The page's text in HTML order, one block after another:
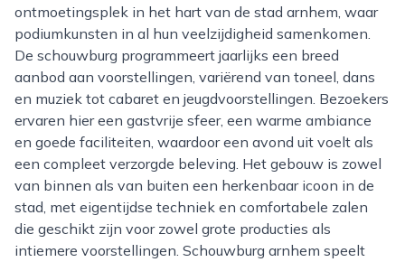
ontmoetingsplek in het hart van de stad arnhem, waar
podiumkunsten in al hun veelzijdigheid samenkomen.
De schouwburg programmeert jaarlijks een breed
aanbod aan voorstellingen, variërend van toneel, dans
en muziek tot cabaret en jeugdvoorstellingen. Bezoekers
ervaren hier een gastvrije sfeer, een warme ambiance
en goede faciliteiten, waardoor een avond uit voelt als
een compleet verzorgde beleving. Het gebouw is zowel
van binnen als van buiten een herkenbaar icoon in de
stad, met eigentijdse techniek en comfortabele zalen
die geschikt zijn voor zowel grote producties als
intiemere voorstellingen. Schouwburg arnhem speelt